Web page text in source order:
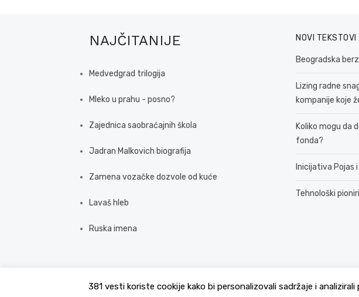
NAJČITANIJE
Medvedgrad trilogija
Mleko u prahu - posno?
Zajednica saobraćajnih škola
Jadran Malkovich biografija
Zamena vozačke dozvole od kuće
Lavaš hleb
Ruska imena
NOVI TEKSTOVI
Beogradska
Lizing radne
kompanije koje
Koliko mogu da
fonda?
Inicijativa Pojas
Tehnološki
381 vesti koriste cookije kako bi personalizovali sadržaje i